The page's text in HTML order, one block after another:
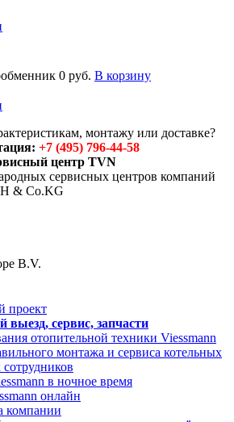
0 руб. В корзину
монтажу или доставке?
+7 (495) 796-44-58
центр TVN
сервисных центров компаний
& Co.KG
B.V.
проект
выезд, сервис, запчасти
отопительной техники Viessmann
монтажа и сервиса котельных
в ночное время
онлайн
компании